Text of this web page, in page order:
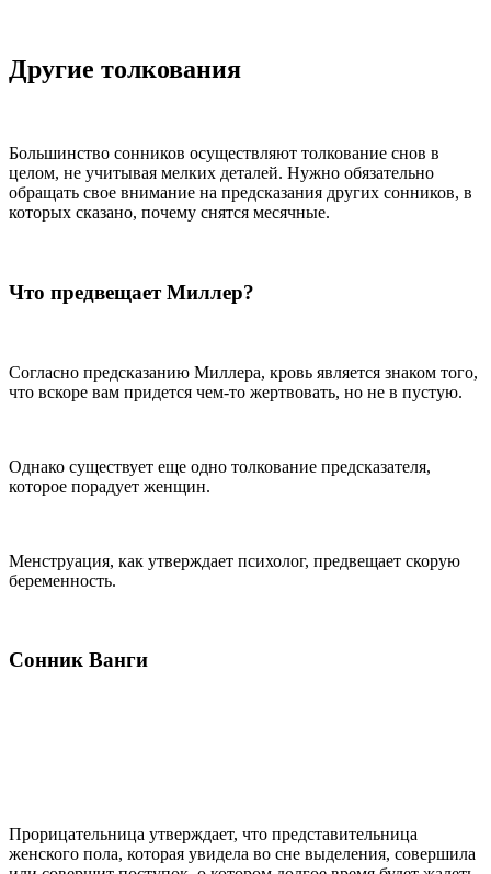
Другие толкования
Большинство сонников осуществляют толкование снов в
целом, не учитывая мелких деталей. Нужно обязательно
обращать свое внимание на предсказания других сонников, в
которых сказано, почему снятся месячные.
Что предвещает Миллер?
Согласно предсказанию Миллера, кровь является знаком того,
что вскоре вам придется чем-то жертвовать, но не в пустую.
Однако существует еще одно толкование предсказателя,
которое порадует женщин.
Менструация, как утверждает психолог, предвещает скорую
беременность.
Сонник Ванги
Прорицательница утверждает, что представительница
женского пола, которая увидела во сне выделения, совершила